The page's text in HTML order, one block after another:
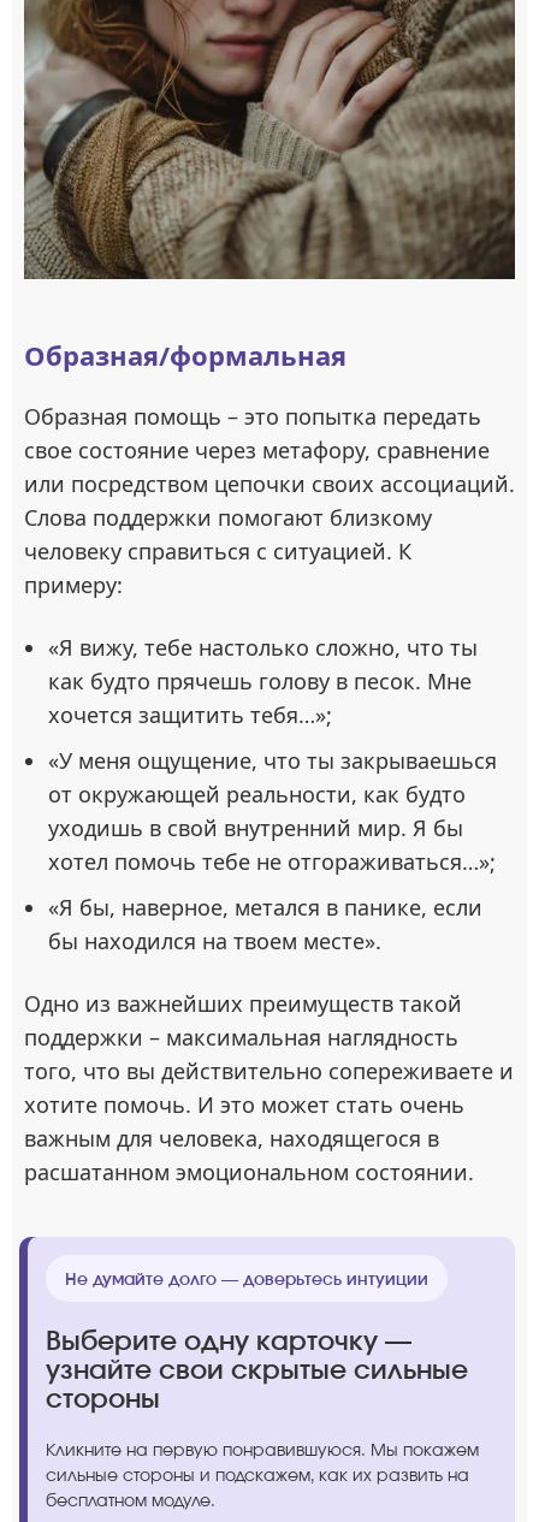
Образная/формальная
Образная помощь – это попытка передать
свое состояние через метафору, сравнение
или посредством цепочки своих ассоциаций.
Слова поддержки помогают близкому
человеку справиться с ситуацией. К
примеру:
«Я вижу, тебе настолько сложно, что ты
как будто прячешь голову в песок. Мне
хочется защитить тебя…»;
«У меня ощущение, что ты закрываешься
от окружающей реальности, как будто
уходишь в свой внутренний мир. Я бы
хотел помочь тебе не отгораживаться…»;
«Я бы, наверное, метался в панике, если
бы находился на твоем месте».
Одно из важнейших преимуществ такой
поддержки – максимальная наглядность
того, что вы действительно сопереживаете и
хотите помочь. И это может стать очень
важным для человека, находящегося в
расшатанном эмоциональном состоянии.
Не думайте долго — доверьтесь интуиции
Выберите одну карточку —
узнайте свои скрытые сильные
стороны
Кликните на первую понравившуюся. Мы покажем
сильные стороны и подскажем, как их развить на
бесплатном модуле.